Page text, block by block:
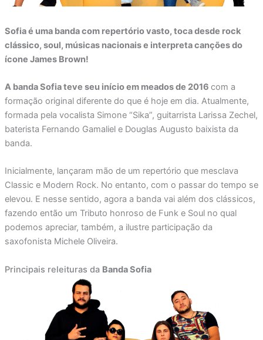
Sofia é uma banda com repertório vasto, toca desde rock
clássico, soul, músicas nacionais e interpreta canções do
ícone James Brown!
A banda Sofia teve seu início em meados de 2016 com a
formação original diferente do que é hoje em dia. Atualmente,
formada pela vocalista Simone “Sika”, guitarrista Larissa Zechel,
baterista Fernando Gamaliel e Douglas Augusto baixista da
banda.
Inicialmente, lançaram mão de um repertório que mesclava
Classic e Modern Rock. No entanto, com o passar do tempo se
elevou. E nesse sentido, agora a banda vai além dos clássicos,
fazendo então um Tributo honroso de Funk e Soul no qual
podemos apreciar, também, a ilustre participação da
saxofonista Michele Oliveira.
Principais releituras da Banda Sofia